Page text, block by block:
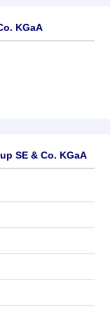
KGaA
SE & Co. KGaA